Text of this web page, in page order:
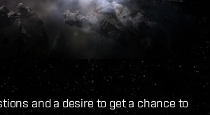
and a desire to get a chance to